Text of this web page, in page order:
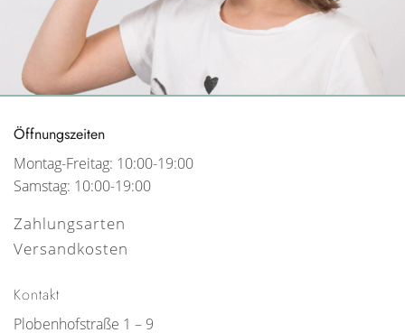
Öffnungszeiten
Montag-Freitag: 10:00-19:00
Samstag: 10:00-19:00
Zahlungsarten
Versandkosten
Kontakt
Plobenhofstraße 1 – 9